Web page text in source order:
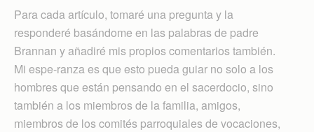
Para cada artículo, tomaré una pregunta y la
responderé basándome en las palabras de padre
Brannan y añadiré mis propios comentarios también.
Mi espe-ranza es que esto pueda guiar no solo a los
hombres que están pensando en el sacerdocio, sino
también a los miembros de la familia, amigos,
miembros de los comités parroquiales de vocaciones,